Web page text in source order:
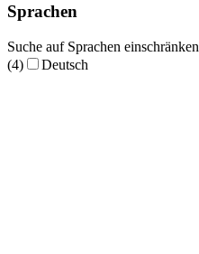
Sprachen
Suche auf Sprachen einschränken
(4)
Deutsch